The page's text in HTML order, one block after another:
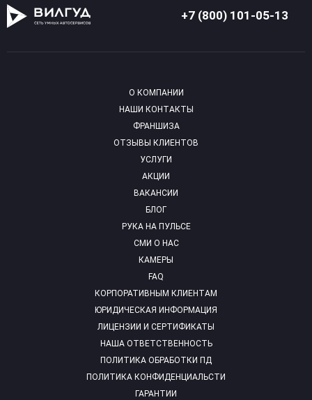
+7 (800) 101-05-13
О КОМПАНИИ
НАШИ КОНТАКТЫ
ФРАНШИЗА
ОТЗЫВЫ КЛИЕНТОВ
УСЛУГИ
АКЦИИ
ВАКАНСИИ
БЛОГ
РУКА НА ПУЛЬСЕ
СМИ О НАС
КАМЕРЫ
FAQ
КОРПОРАТИВНЫМ КЛИЕНТАМ
ЮРИДИЧЕСКАЯ ИНФОРМАЦИЯ
ЛИЦЕНЗИИ И СЕРТИФИКАТЫ
НАША ОТВЕТСТВЕННОСТЬ
ПОЛИТИКА ОБРАБОТКИ ПД
ПОЛИТИКА КОНФИДЕНЦИАЛЬСТИ
ГАРАНТИИ